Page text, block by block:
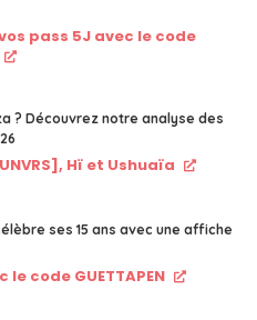
pass 5J avec le code
? Découvrez notre analyse des
Hï et Ushuaïa
ses 15 ans avec une affiche
le code GUETTAPEN